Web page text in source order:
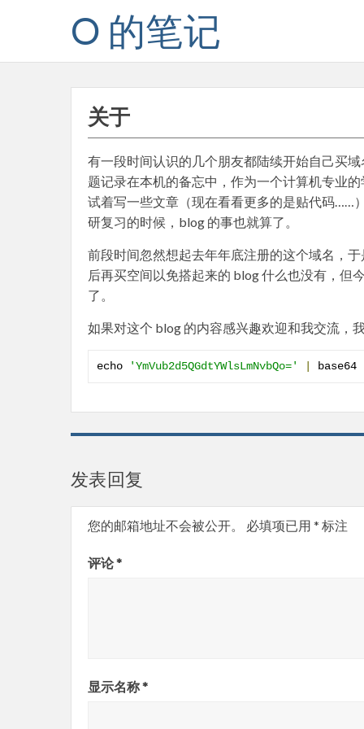
O 的笔记
关于
有一段时间认识的几个朋友都陆续开始自己买
题记录在本机的备忘中，作为一个计算机专业
试着写一些文章（现在看看更多的是贴代码……
研复习的时候，blog 的事也就算了。
前段时间忽然想起去年年底注册的这个域名，
后再买空间以免搭起来的 blog 什么也没有，但
了。
如果对这个 blog 的内容感兴趣欢迎和我交流，
echo 'YmVub2d5QGdtYWlsLmNvbQo=' base64
发表回复
您的邮箱地址不会被公开。 必填项已用 * 标注
评论*
显示名称*